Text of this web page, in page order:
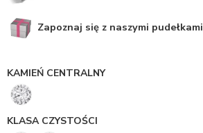
Zapoznaj się z naszymi pudełkami
KAMIEŃ CENTRALNY
KLASA CZYSTOŚCI